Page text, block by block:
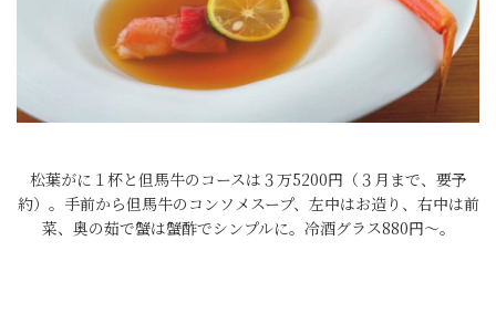
松葉がに１杯と但馬牛のコースは３万5200円（３月まで、要予
約）。手前から但馬牛のコンソメスープ、左中はお造り、右中は前
菜、奥の茹で蟹は蟹酢でシンプルに。冷酒グラス880円～。